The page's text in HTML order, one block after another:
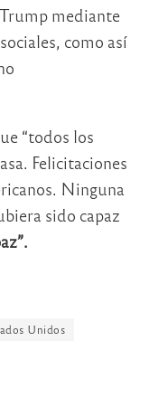
mediante
como así
“todos los
Felicitaciones
Ninguna
sido capaz
Unidos